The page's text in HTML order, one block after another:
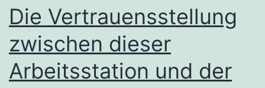
Die Vertrauensstellung
zwischen dieser
Arbeitsstation und der